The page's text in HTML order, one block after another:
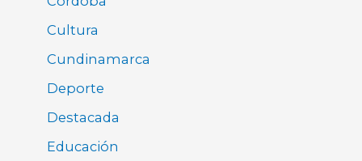
Cultura
Cundinamarca
Deporte
Destacada
Educación